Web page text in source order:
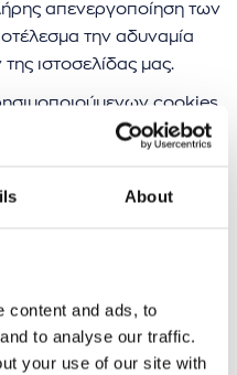
About
content and ads, to
to analyse our traffic.
your use of our site with
απενεργοποίηση των
την αδυναμία
ιστοσελίδας μας.
cookies
σχετικά με τη διάρκεια
Το Google Analytics
αρχεία σε μορφή